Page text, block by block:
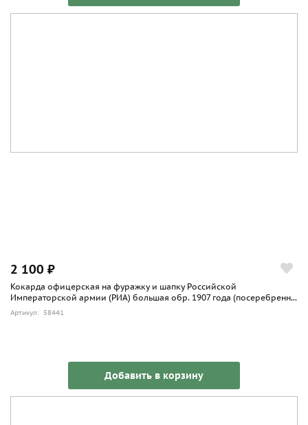
2 100 ₽
Кокарда офицерская на фуражку и шапку Российской
Императорской армии (РИА) большая обр. 1907 года (посеребренн...
Артикул: 58441
Добавить в корзину